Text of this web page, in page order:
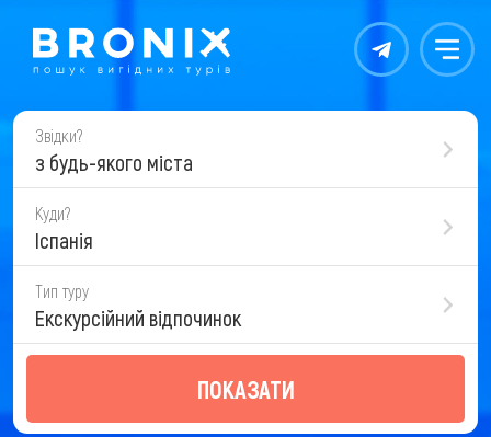
Контакты Меню
Звідки?
з будь-якого міста
Куди?
Іспанія
Тип туру
Екскурсійний відпочинок
ПОКАЗАТИ